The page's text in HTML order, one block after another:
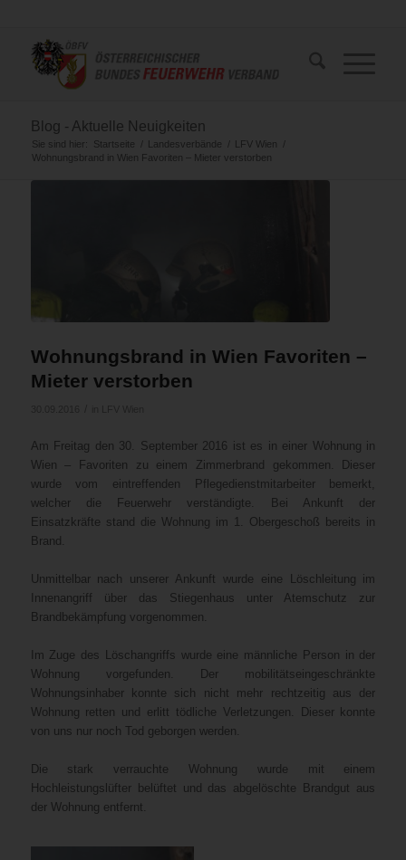
Blog - Aktuelle Neuigkeiten
Sie sind hier: Startseite / Landesverbände / LFV Wien
/
Wohnungsbrand in Wien Favoriten – Mieter verstorben
Wohnungsbrand in Wien Favoriten –
Mieter verstorben
Am Freitag den 30. September 2016 ist es in einer Wohnung in
Wien – Favoriten zu einem Zimmerbrand gekommen. Dieser
wurde vom eintreffenden Pflegedienstmitarbeiter bemerkt,
welcher die Feuerwehr verständigte. Bei Ankunft der
Einsatzkräfte stand die Wohnung im 1. Obergeschoß bereits in
Brand.
Unmittelbar nach unserer Ankunft wurde eine Löschleitung im
Innenangriff über das Stiegenhaus unter Atemschutz zur
Brandbekämpfung vorgenommen.
Im Zuge des Löschangriffs wurde eine männliche Person in der
Wohnung vorgefunden. Der mobilitätseingeschränkte
Wohnungsinhaber konnte sich nicht mehr rechtzeitig aus der
Wohnung retten und erlitt tödliche Verletzungen. Dieser konnte
von uns nur noch Tod geborgen werden.
Die stark verrauchte Wohnung wurde mit einem
Hochleistungslüfter belüftet und das abgelöschte Brandgut aus
der Wohnung entfernt.